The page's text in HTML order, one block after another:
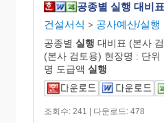
공종별 실행 대비표
건설서식 > 공사예산/실행
공종별 실행 대비표 (본사
(본사 검토용) 현장명 : 단
명 도급액 실행
조회수: 241 | 다운로드: 478